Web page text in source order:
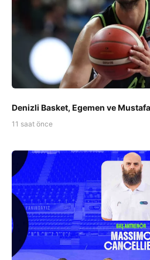
Denizli Basket, Egemen ve
11 saat önce